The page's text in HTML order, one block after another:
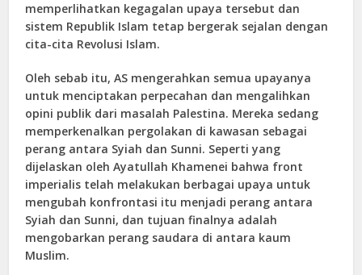
memperlihatkan kegagalan upaya tersebut dan
sistem Republik Islam tetap bergerak sejalan dengan
cita-cita Revolusi Islam.
Oleh sebab itu, AS mengerahkan semua upayanya
untuk menciptakan perpecahan dan mengalihkan
opini publik dari masalah Palestina. Mereka sedang
memperkenalkan pergolakan di kawasan sebagai
perang antara Syiah dan Sunni. Seperti yang
dijelaskan oleh Ayatullah Khamenei bahwa front
imperialis telah melakukan berbagai upaya untuk
mengubah konfrontasi itu menjadi perang antara
Syiah dan Sunni, dan tujuan finalnya adalah
mengobarkan perang saudara di antara kaum
Muslim.